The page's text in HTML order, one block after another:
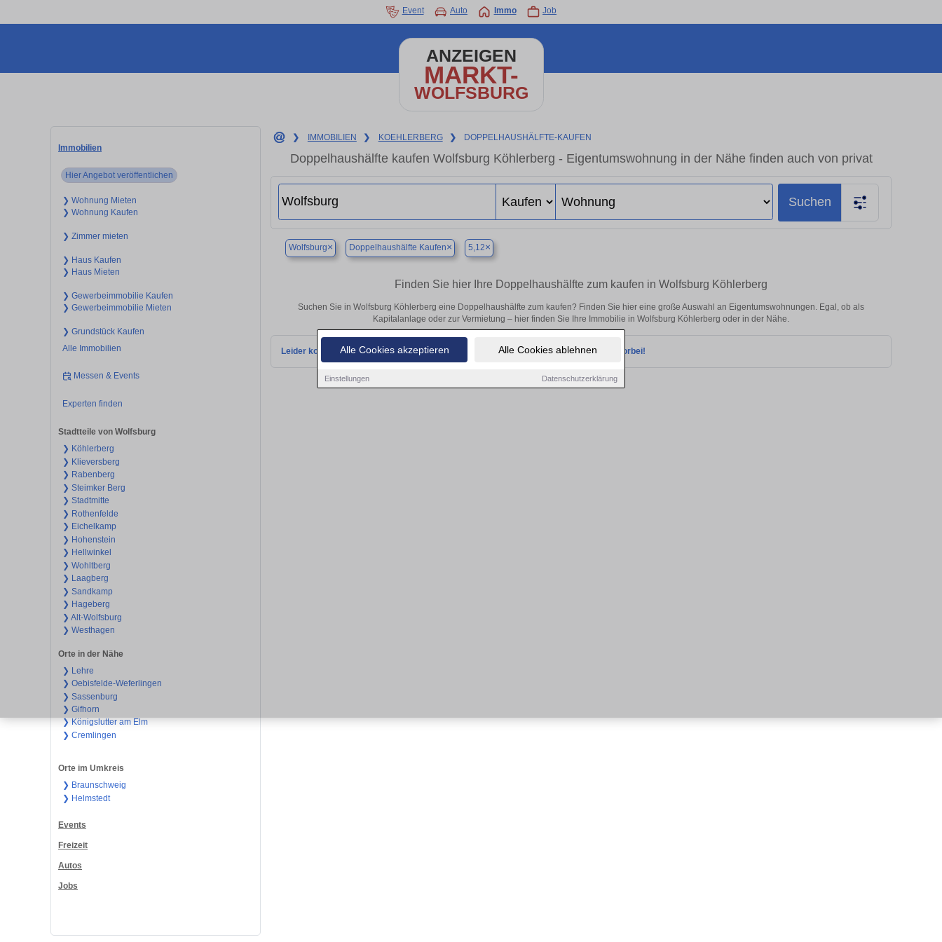
Alle Cookies akzeptieren Alle Cookies ablehnen
Einstellungen Datenschutzerklärung
Event Auto Immo Job
ANZEIGEN
MARKT-
WOLFSBURG
Immobilien
Hier Angebot veröffentlichen
❯ Wohnung Mieten
❯ Wohnung Kaufen
❯ Zimmer mieten
❯ Haus Kaufen
❯ Haus Mieten
❯ Gewerbeimmobilie Kaufen
❯ Gewerbeimmobilie Mieten
❯ Grundstück Kaufen
Alle Immobilien
Messen & Events
Experten finden
Stadtteile von Wolfsburg
❯ Köhlerberg
❯ Klieversberg
❯ Rabenberg
❯ Steimker Berg
❯ Stadtmitte
❯ Rothenfelde
❯ Eichelkamp
❯ Hohenstein
❯ Hellwinkel
❯ Wohltberg
❯ Laagberg
❯ Sandkamp
❯ Hageberg
❯ Alt-Wolfsburg
❯ Westhagen
Orte in der Nähe
❯ Lehre
❯ Oebisfelde-Weferlingen
❯ Sassenburg
❯ Gifhorn
❯ Königslutter am Elm
❯ Cremlingen
Orte im Umkreis
❯ Braunschweig
❯ Helmstedt
Events
Freizeit
Autos
Jobs
❯ IMMOBILIEN ❯ KOEHLERBERG ❯ DOPPELHAUSHÄLFTE-KAUFEN
Doppelhaushälfte kaufen Wolfsburg Köhlerberg - Eigentumswohnung in der Nähe finden auch von privat
Suchen
Wolfsburg× Doppelhaushälfte Kaufen× 5,12×
Finden Sie hier Ihre Doppelhaushälfte zum kaufen in Wolfsburg Köhlerberg
Suchen Sie in Wolfsburg Köhlerberg eine Doppelhaushälfte zum kaufen? Finden Sie hier eine große Auswahl an Eigentumswohnungen. Egal, ob als
Kapitalanlage oder zur Vermietung – hier finden Sie Ihre Immobilie in Wolfsburg Köhlerberg oder in der Nähe.
Leider konnten wir derzeit keine passenden Objekte finden. Schauen Sie bald wieder vorbei!